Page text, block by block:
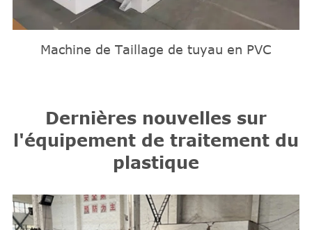
Machine de Taillage de tuyau en PVC
Dernières nouvelles sur
l'équipement de traitement du
plastique